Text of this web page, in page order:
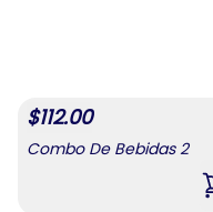
$112.00
Combo De Bebidas 2